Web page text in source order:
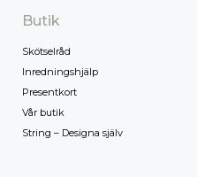
Butik
Skötselråd
Inredningshjälp
Presentkort
Vår butik
String – Designa själv